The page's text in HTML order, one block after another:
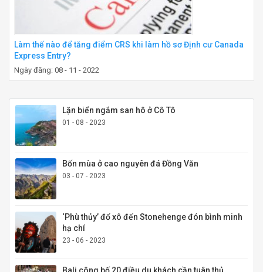
Làm thế nào để tăng điểm CRS khi làm hồ sơ Định cư Canada
Express Entry?
Ngày đăng: 08 - 11 - 2022
Lặn biển ngắm san hô ở Cô Tô
01 - 08 - 2023
Bốn mùa ở cao nguyên đá Đồng Văn
03 - 07 - 2023
‘Phù thủy’ đổ xô đến Stonehenge đón bình minh
hạ chí
23 - 06 - 2023
Bali công bố 20 điều du khách cần tuân thủ